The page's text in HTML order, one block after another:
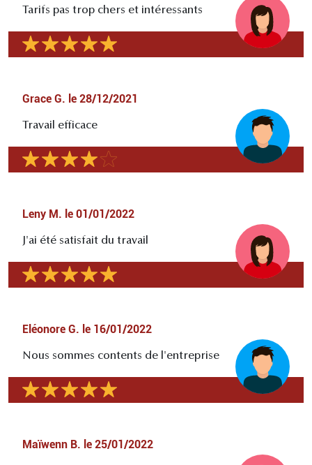
Tarifs pas trop chers et intéressants
Grace G. le 28/12/2021
Travail efficace
Leny M. le 01/01/2022
J'ai été satisfait du travail
Eléonore G. le 16/01/2022
Nous sommes contents de l'entreprise
Maïwenn B. le 25/01/2022